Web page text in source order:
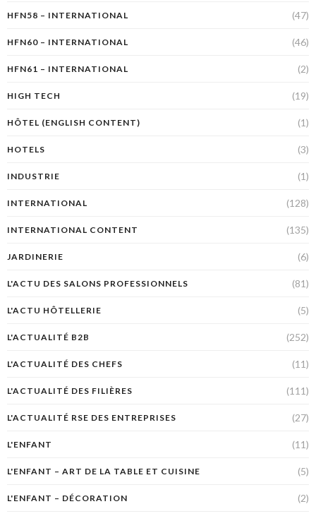
HFN58 – INTERNATIONAL (47)
HFN60 – INTERNATIONAL (46)
HFN61 – INTERNATIONAL (2)
HIGH TECH (19)
HÔTEL (ENGLISH CONTENT) (1)
HOTELS (3)
INDUSTRIE (1)
INTERNATIONAL (128)
INTERNATIONAL CONTENT (135)
JARDINERIE (6)
L'ACTU DES SALONS PROFESSIONNELS (81)
L'ACTU HÔTELLERIE (5)
L'ACTUALITÉ B2B (252)
L'ACTUALITÉ DES CHEFS (11)
L'ACTUALITÉ DES FILIÈRES (111)
L'ACTUALITÉ RSE DES ENTREPRISES (27)
L'ENFANT (11)
L'ENFANT – ART DE LA TABLE ET CUISINE (5)
L'ENFANT – DÉCORATION (2)